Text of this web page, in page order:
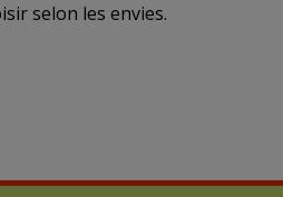
selon les envies.